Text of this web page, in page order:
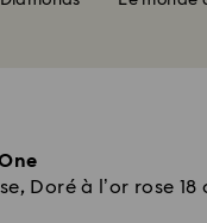
Doré à l’or rose